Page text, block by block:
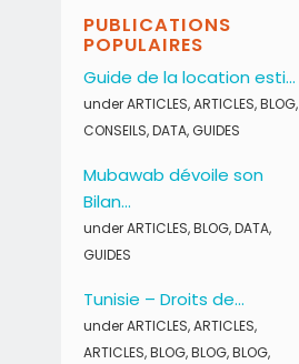
PUBLICATIONS
POPULAIRES
Guide de la location esti...
underARTICLES,ARTICLES,BLOG,
CONSEILS,DATA,GUIDES
Mubawab dévoile son
Bilan...
underARTICLES,BLOG,DATA,
GUIDES
Tunisie – Droits de...
underARTICLES,ARTICLES,
ARTICLES,BLOG,BLOG,BLOG,